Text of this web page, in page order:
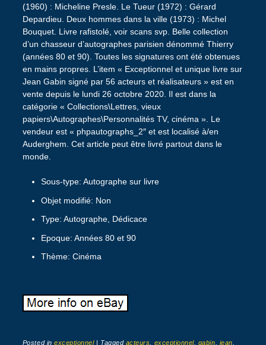
(1960) : Micheline Presle. Le Tueur (1972) : Gérard
Depardieu. Deux hommes dans la ville (1973) : Michel
Bouquet. Livre rafistolé, voir scans svp. Belle collection
d’un chasseur d’autographes parisien dénommé Thierry
(années 80 et 90). Toutes les signatures ont été obtenues
en mains propres. L’item « Exceptionnel et unique livre sur
Jean Gabin signé par 56 acteurs et réalisateurs » est en
vente depuis le lundi 26 octobre 2020. Il est dans la
catégorie « Collections\Lettres, vieux
papiers\Autographes\Personnalités TV, cinéma ». Le
vendeur est « phpautographs_2″ et est localisé à/en
Auderghem. Cet article peut être livré partout dans le
monde.
Sous-type: Autographe sur livre
Objet modifié: Non
Type: Autographe, Dédicace
Epoque: Années 80 et 90
Thème: Cinéma
Posted inexceptionnel | Tagged acteurs exceptionnel, gabin jean